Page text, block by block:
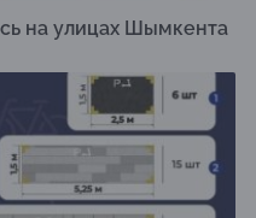
на улицах Шымкента